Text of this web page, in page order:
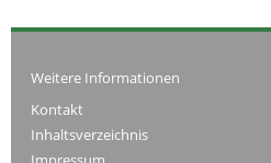
Weitere Informationen
Kontakt
Inhaltsverzeichnis